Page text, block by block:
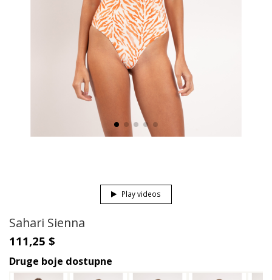
Play videos
Sahari Sienna
111,25 $
Druge boje dostupne